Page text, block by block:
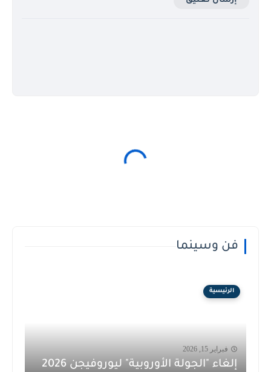
فن وسينما
الرئيسية
فبراير 15, 2026
إلغاء "الجولة الأوروبية" ليوروفيجن 2026